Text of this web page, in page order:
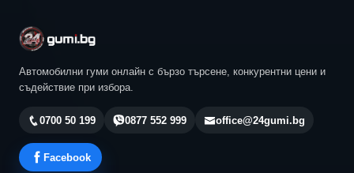
Автомобилни гуми онлайн с бързо търсене, конкурентни цени и
съдействие при избора.
0700 50 199 0877 552 999 office@24gumi.bg
Facebook